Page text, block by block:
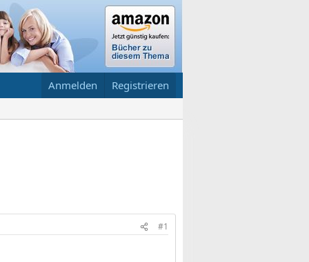
Anmelden Registrieren
#1